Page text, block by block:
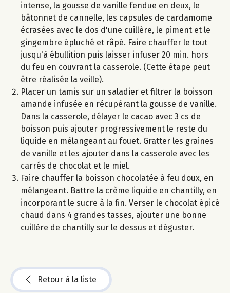
intense, la gousse de vanille fendue en deux, le
bâtonnet de cannelle, les capsules de cardamome
écrasées avec le dos d'une cuillère, le piment et le
gingembre épluché et râpé. Faire chauffer le tout
jusqu'à ébullition puis laisser infuser 20 min. hors
du feu en couvrant la casserole. (Cette étape peut
être réalisée la veille).
Placer un tamis sur un saladier et filtrer la boisson
amande infusée en récupérant la gousse de vanille.
Dans la casserole, délayer le cacao avec 3 cs de
boisson puis ajouter progressivement le reste du
liquide en mélangeant au fouet. Gratter les graines
de vanille et les ajouter dans la casserole avec les
carrés de chocolat et le miel.
Faire chauffer la boisson chocolatée à feu doux, en
mélangeant. Battre la crème liquide en chantilly, en
incorporant le sucre à la fin. Verser le chocolat épicé
chaud dans 4 grandes tasses, ajouter une bonne
cuillère de chantilly sur le dessus et déguster.
Retour à la liste